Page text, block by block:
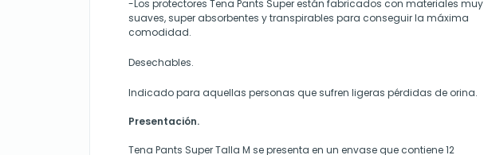
-Los protectores Tena Pants Super están fabricados con materiales muy
suaves, super absorbentes y transpirables para conseguir la máxima
comodidad.
Desechables.
Indicado para aquellas personas que sufren ligeras pérdidas de orina.
Presentación.
Tena Pants Super Talla M se presenta en un envase que contiene 12